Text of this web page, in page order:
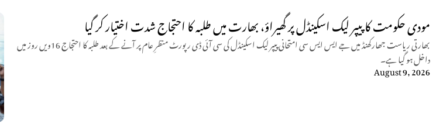
مودی حکومت کا پیپر لیک اسکینڈل پر گھیراؤ، بھارت میں طلبہ کا احتجاج شدت اختیار کر گیا
بھارتی ریاست جھارکھنڈ میں جے ایس ایس سی امتحانی پیپر لیک اسکینڈل کی سی آئی ڈی رپورٹ منظرِ عام پر آنے کے بعد طلبہ کا احتجاج 16ویں روز میں
داخل ہو گیا ہے۔
August 9, 2026